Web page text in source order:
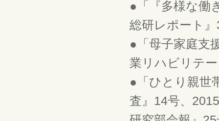
●「『多様な働
総研レポート
●「母子家庭支
業リハビリテ
●「ひとり親世
査』14号、